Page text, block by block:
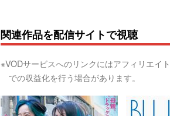
関連作品を配信サイトで視聴
※VODサービスへのリンクにはアフィリエイ
での収益化を行う場合があります。